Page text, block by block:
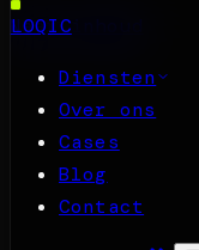
Naar inhoud
LOQIC
Diensten
Over ons
Cases
Blog
Contact